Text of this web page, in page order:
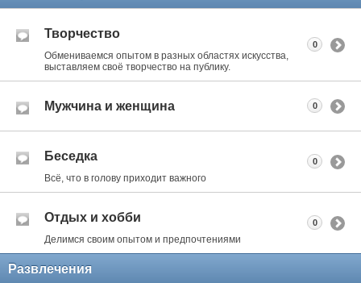
Творчество
Обмениваемся опытом в разных областях искусства,
выставляем своё творчество на публику.
0
Мужчина и женщина 0
Беседка
Всё, что в голову приходит важного
0
Отдых и хобби
Делимся своим опытом и предпочтениями
0
Развлечения